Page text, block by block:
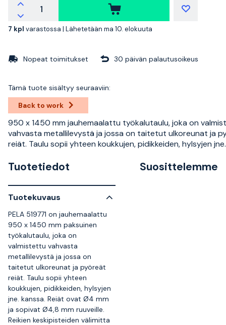
7 kpl varastossa | Lähetetään ma 10. elokuuta
Nopeat toimitukset 30 päivän palautusoikeus
Tämä tuote sisältyy seuraaviin:
Back to work
950 x 1450 mm jauhemaalattu työkalutaulu, joka on
vahvasta metallilevystä ja jossa on taitetut ulkoreunat ja
reiät. Taulu sopii yhteen koukkujen, pidikkeiden, hylsyjen
Tuotetiedot
Tuotekuvaus
PELA 519771 on jauhemaalattu
950 x 1450 mm paksuinen
työkalutaulu, joka on
valmistettu vahvasta
metallilevystä ja jossa on
taitetut ulkoreunat ja pyöreät
reiät. Taulu sopii yhteen
koukkujen, pidikkeiden, hylsyjen
jne. kanssa. Reiät ovat Ø4 mm
ja sopivat Ø4,8 mm ruuveille.
Reikien keskipisteiden välimitta
Suosittelemme